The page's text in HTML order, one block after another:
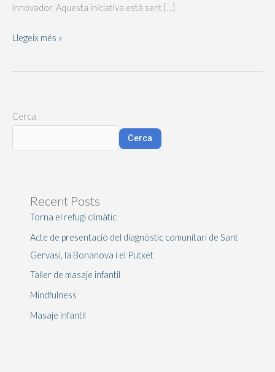
innovador. Aquesta iniciativa està sent […]
Llegeix més »
Cerca
Cerca
Recent Posts
Torna el refugi climàtic
Acte de presentació del diagnòstic comunitari de Sant
Gervasi, la Bonanova i el Putxet
Taller de masaje infantil
Mindfulness
Masaje infantil